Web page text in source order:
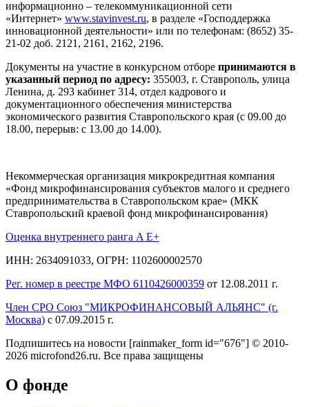
информационно – телекоммуникационной сети
«Интернет» www.stavinvest.ru, в разделе «Господдержка
инновационной деятельности» или по телефонам: (8652) 35-
21-02 доб. 2121, 2161, 2162, 2196.
Документы на участие в конкурсном отборе принимаются в
указанный период по адресу: 355003, г. Ставрополь, улица
Ленина, д. 293 кабинет 314, отдел кадрового и
документационного обеспечения министерства
экономического развития Ставропольского края (с 09.00 до
18.00, перерыв: с 13.00 до 14.00).
Некоммерческая организация микрокредитная компания
«Фонд микрофинансирования субъектов малого и среднего
предпринимательства в Ставропольском крае» (МКК
Ставропольский краевой фонд микрофинансирования)
Оценка внутреннего ранга A E+
ИНН: 2634091033, ОГРН: 1102600002570
Рег. номер в реестре МФО 6110426000359 от 12.08.2011 г.
Член СРО Союз "МИКРОФИНАНСОВЫЙ АЛЬЯНС" (г.
Москва) с 07.09.2015 г.
Подпишитесь на новости [rainmaker_form id="676"] © 2010-
2026 microfond26.ru. Все права защищены
О фонде